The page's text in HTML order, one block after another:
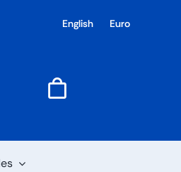
English Euro